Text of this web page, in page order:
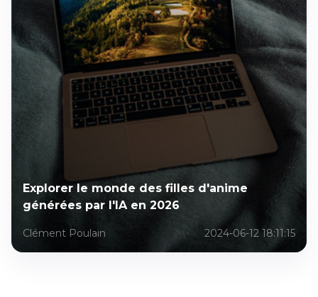
Explorer le monde des filles d'anime
générées par l'IA en 2026
Clément Poulain 2024-06-12 18:11:15